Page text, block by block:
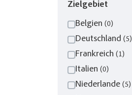
Zielgebiet
Belgien (0)
Deutschland (5)
Frankreich (1)
Italien (0)
Niederlande (5)